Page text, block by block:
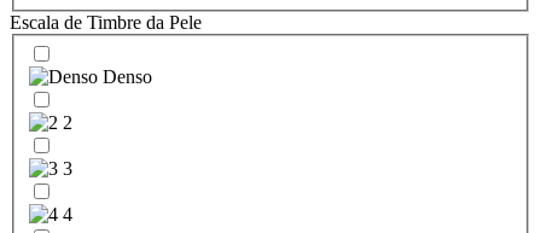
Escala de Timbre da Pele
Denso
2
3
4